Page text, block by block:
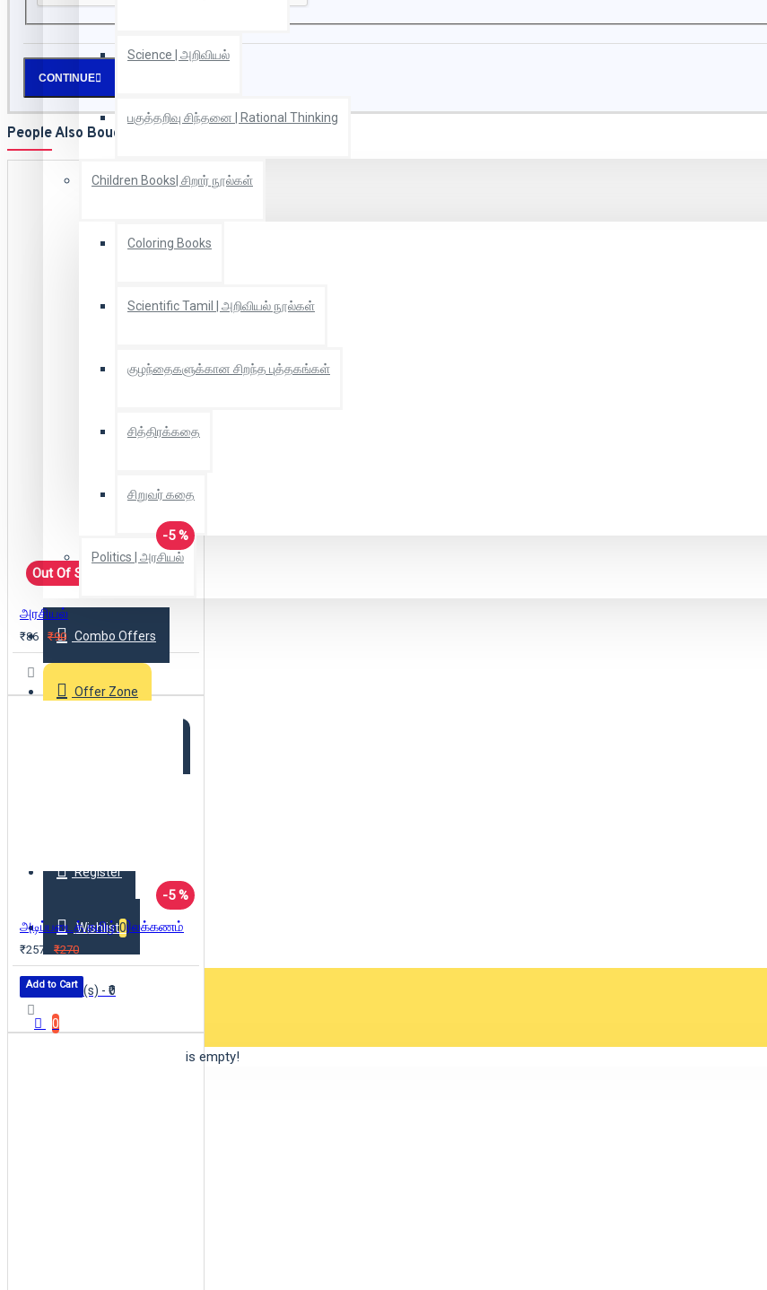
Science | அறிவியல்
பகுத்தறிவு சிந்தனை | Rational Thinking
Children Books| சிறார் நூல்கள்
Coloring Books
Scientific Tamil | அறிவியல் நூல்கள்
குழந்தைகளுக்கான சிறந்த புத்தகங்கள்
சித்திரக்கதை
சிறுவர் கதை
Politics | அரசியல்
Combo Offers
Offer Zone
Register
Wishlist0
0 item(s) - ₹0
0
Your shopping cart is empty!
CONTINUE
People Also Bought
-5 %
Out Of Stock
அரசியல்
₹86 ₹90
-5 %
அடிப்படைத் தமிழ் இலக்கணம்
₹257 ₹270
Add to Cart